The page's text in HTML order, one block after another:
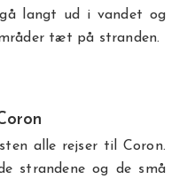
langt ud i vandet og
tæt på stranden.
alle rejser til Coron.
strandene og de små